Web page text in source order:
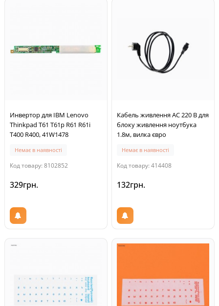
Инвертор для IBM Lenovo
Thinkpad T61 T61p R61 R61i
T400 R400, 41W1478
Немає в наявності
Код товару: 8102852
329грн.
Кабель живлення AC 220 В для
блоку живлення ноутбука
1.8м, вилка євро
Немає в наявності
Код товару: 414408
132грн.